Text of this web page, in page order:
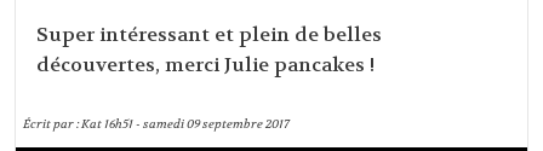
Super intéressant et plein de belles
découvertes, merci Julie pancakes !
Écrit par :Kat16h51-samedi 09septembre 2017